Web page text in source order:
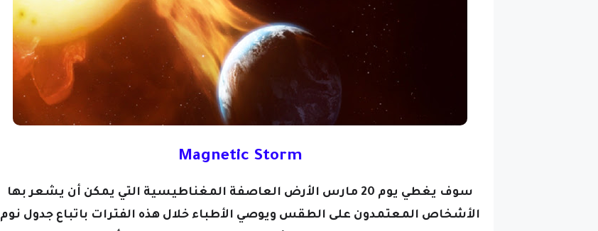
Magnetic Storm
سوف يغطي يوم 20 مارس الأرض العاصفة المغناطيسية التي يمكن أن يشعر بها
الأشخاص المعتمدون على الطقس ويوصي الأطباء خلال هذه الفترات باتباع جدول نوم